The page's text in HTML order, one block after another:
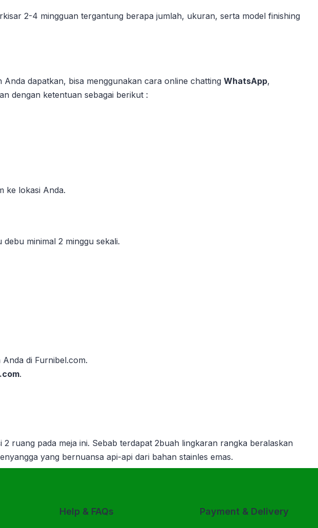
2-4 mingguan tergantung berapa jumlah, ukuran, serta model finishing
dapatkan, bisa menggunakan cara online chatting WhatsApp,
dengan ketentuan sebagai berikut :
ke lokasi Anda.
minimal 2 minggu sekali.
di Furnibel.com.
.
ruang pada meja ini. Sebab terdapat 2buah lingkaran rangka beralaskan
yang bernuansa api-api dari bahan stainles emas.
Help & FAQs Payment & Delivery